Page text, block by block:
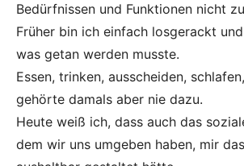
Bedürfnissen und Funktionen nicht
Früher bin ich einfach losgerackt
was getan werden musste.
Essen, trinken, ausscheiden,
gehörte damals aber nie dazu.
Heute weiß ich, dass auch das
dem wir uns umgeben haben, mir